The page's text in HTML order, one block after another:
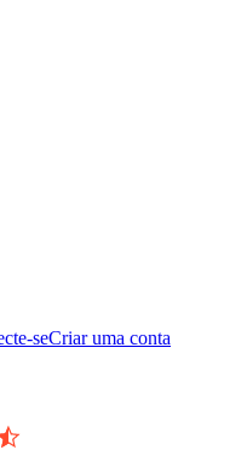
seCriar uma conta